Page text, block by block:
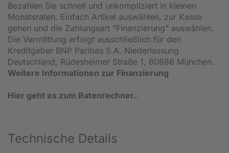
Bezahlen Sie schnell und unkompliziert in kleinen
Monatsraten. Einfach Artikel auswählen, zur Kasse
gehen und die Zahlungsart "Finanzierung" auswählen.
Die Vermittlung erfolgt ausschließlich für den
Kreditgeber BNP Paribas S.A. Niederlassung
Deutschland, Rüdesheimer Straße 1, 80686 München.
Weitere Informationen zur Finanzierung
Hier geht es zum Ratenrechner..
Technische Details